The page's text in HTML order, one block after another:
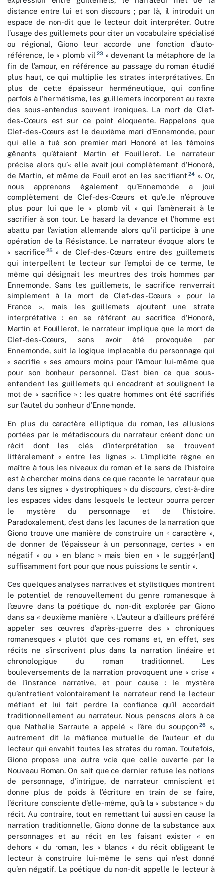
distance entre lui et son discours ; par là, il introduit un
espace de non-dit que le lecteur doit interpréter. Outre
l’usage des guillemets pour citer un vocabulaire spécialisé
ou régional, Giono leur accorde une fonction d’auto-
référence, le « plomb vil 23» devenant la métaphore de la
fin de l’amour, en référence au passage du roman étudié
plus haut, ce qui multiplie les strates interprétatives. En
plus de cette épaisseur herméneutique, qui confine
parfois à l’hermétisme, les guillemets incorporent au texte
des sous-entendus souvent ironiques. La mort de Clef-
des-Cœurs est sur ce point éloquente. Rappelons que
Clef-des-Cœurs est le deuxième mari d’Ennemonde, pour
qui elle a tué son premier mari Honoré et les témoins
gênants qu’étaient Martin et Fouillerot. Le narrateur
précise alors qu’« elle avait joui complètement d’Honoré,
de Martin, et même de Fouillerot en les sacrifiant 24». Or,
nous apprenons également qu’Ennemonde a joui
complètement de Clef-des-Cœurs et qu’elle n’éprouve
plus pour lui que le « plomb vil » qui l’amènerait à le
sacrifier à son tour. Le hasard la devance et l’homme est
abattu par l’aviation allemande alors qu’il participe à une
opération de la Résistance. Le narrateur évoque alors le
« sacrifice 25» de Clef-des-Cœurs entre des guillemets
qui interpellent le lecteur sur l’emploi de ce terme, le
même qui désignait les meurtres des trois hommes par
Ennemonde. Sans les guillemets, le sacrifice renverrait
simplement à la mort de Clef-des-Cœurs « pour la
France », mais les guillemets ajoutent une strate
interprétative : en se référant au sacrifice d’Honoré,
Martin et Fouillerot, le narrateur implique que la mort de
Clef-des-Cœurs, sans avoir été provoquée par
Ennemonde, suit la logique implacable du personnage qui
« sacrifie » ses amours moins pour l’Amour lui-même que
pour son bonheur personnel. C’est bien ce que sous-
entendent les guillemets qui encadrent et soulignent le
mot de « sacrifice » : les quatre hommes ont été sacrifiés
sur l’autel du bonheur d’Ennemonde.
En plus du caractère elliptique du roman, les allusions
portées par le métadiscours du narrateur créent donc un
récit dont les clés d’interprétation se trouvent
littéralement « entre les lignes ». L’implicite règne en
maître à tous les niveaux du roman et le sens de l’histoire
est à chercher moins dans ce que raconte le narrateur que
dans les signes « dystrophiques » du discours, c’est-à-dire
les espaces vides dans lesquels le lecteur pourra percer
le mystère du personnage et de l’histoire.
Paradoxalement, c’est dans les lacunes de la narration que
Giono trouve une manière de construire un « caractère »,
de donner de l’épaisseur à un personnage, certes « en
négatif » ou « en blanc » mais bien en « le suggér[ant]
suffisamment fort pour que nous puissions le sentir ».
Ces quelques analyses narratives et stylistiques montrent
le potentiel de renouvellement du genre romanesque à
l’œuvre dans la poétique du non-dit explorée par Giono
dans sa « deuxième manière ». L’auteur a d’ailleurs préféré
appeler ses œuvres d’après-guerre des « chroniques
romanesques » plutôt que des romans et, en effet, ses
récits ne s’inscrivent plus dans la narration linéaire et
chronologique du roman traditionnel. Les
bouleversements de la narration provoquent une « crise »
de l’instance narrative, et pour cause : le mystère
qu’entretient volontairement le narrateur rend le lecteur
méfiant et lui fait perdre la confiance qu’il accordait
traditionnellement au narrateur. Nous pensons alors à ce
que Nathalie Sarraute a appelé « l’ère du soupçon 26»,
autrement dit la méfiance mutuelle de l’auteur et du
lecteur qui envahit toutes les strates du roman. Toutefois,
Giono propose une autre voie que celle ouverte par le
Nouveau Roman. On sait que ce dernier refuse les notions
de personnage, d’intrigue, de narrateur omniscient et
donne plus de poids à l’écriture en train de se faire,
l’écriture consciente d’elle-même, qu’à la « substance » du
récit. Au contraire, tout en remettant lui aussi en cause la
narration traditionnelle, Giono donne de la substance aux
personnages et au récit en les faisant exister « en
dehors » du roman, les « blancs » du récit obligeant le
lecteur à construire lui-même le sens qui n’est donné
qu’en négatif. La poétique du non-dit appelle le lecteur à